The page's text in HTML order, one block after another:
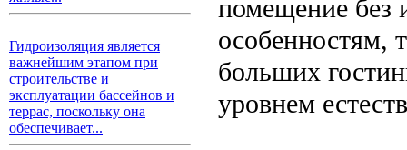
Гидроизоляция является
важнейшим этапом при
строительстве и
эксплуатации бассейнов и
террас, поскольку она
обеспечивает...
помещение без
особенностям,
больших
уровнем